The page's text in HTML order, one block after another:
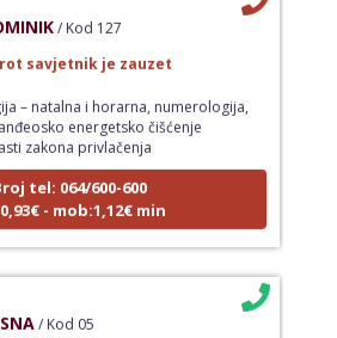
– natalna i horarna, numerologija,
energetsko čišćenje
zakona privlačenja
tel: 064/600-600
- mob:1,12€ min